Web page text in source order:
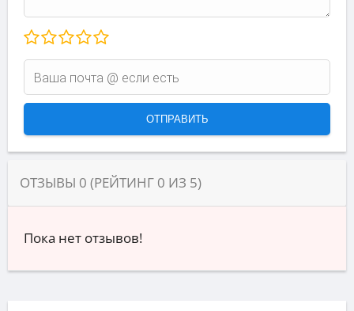
ОТЗЫВЫ 0 (РЕЙТИНГ 0 ИЗ 5)
Пока нет отзывов!